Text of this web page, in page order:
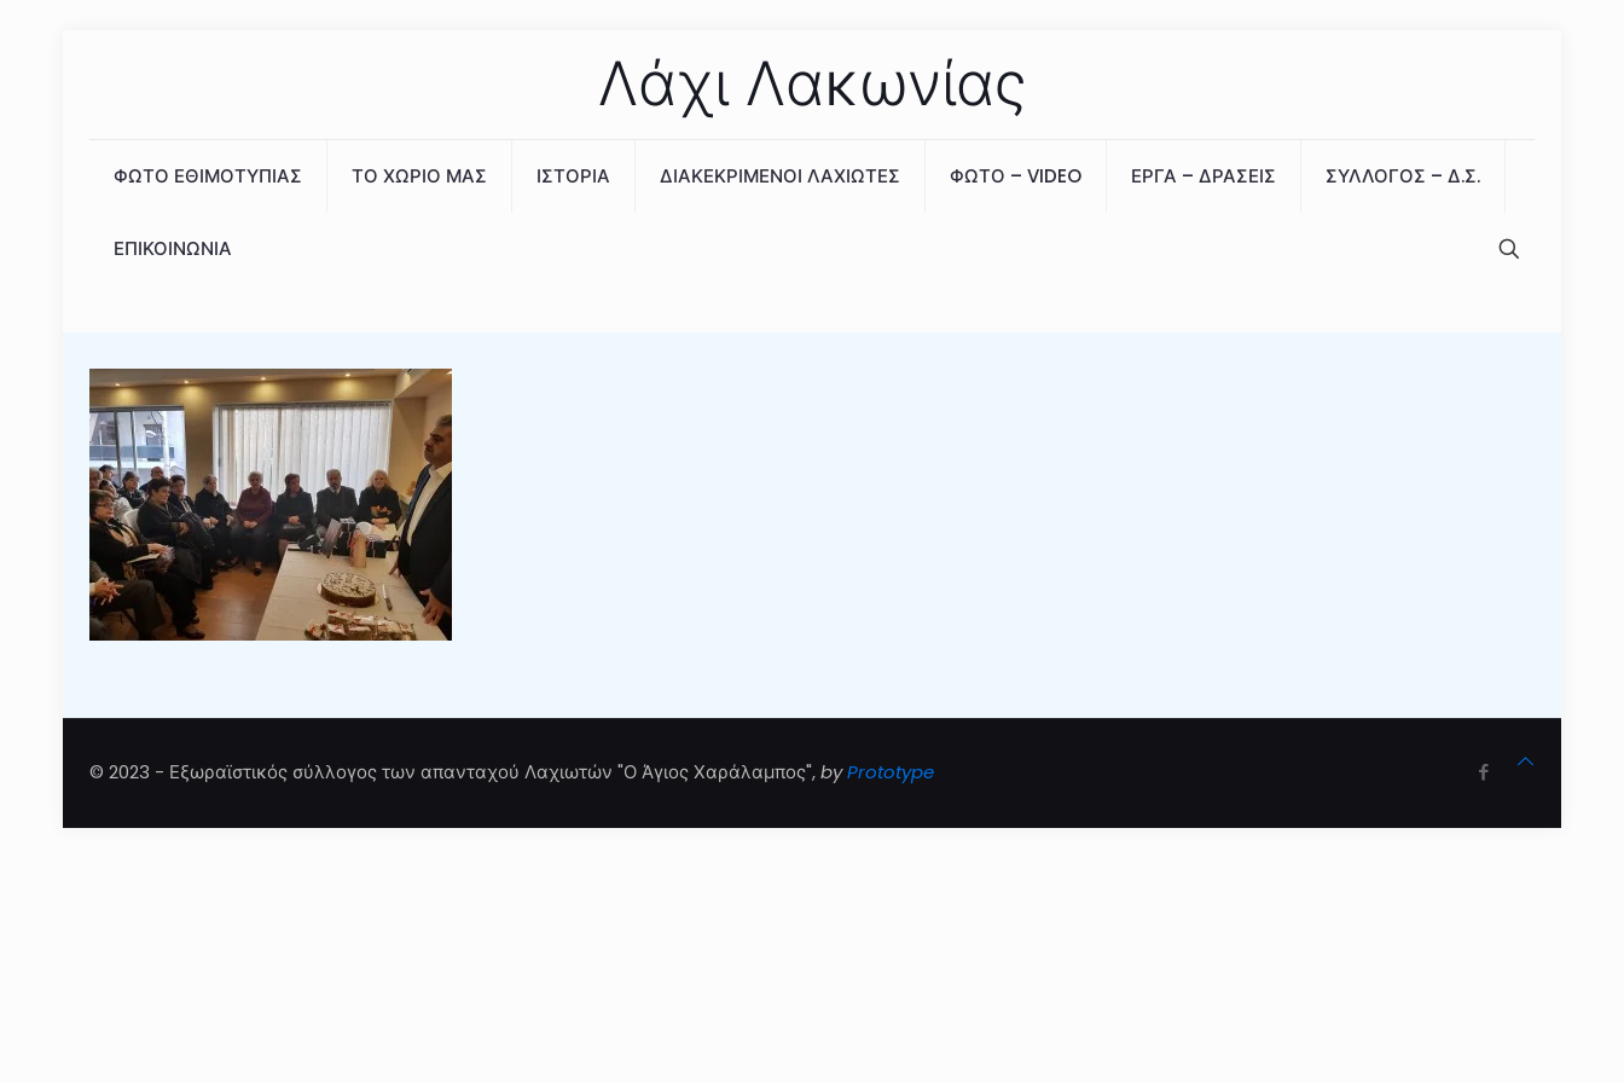
Λάχι Λακωνίας
ΦΩΤΟ ΕΘΙΜΟΤΥΠΙΑΣ ΤΟ ΧΩΡΙΟ ΜΑΣ ΙΣΤΟΡΙΑ ΔΙΑΚΕΚΡΙΜΕΝΟΙ ΛΑΧΙΩΤΕΣ ΦΩΤΟ – VIDEO ΕΡΓΑ – ΔΡΑΣΕΙΣ ΣΥΛΛΟΓΟΣ – Δ.Σ.
ΕΠΙΚΟΙΝΩΝΙΑ
© 2023 - Εξωραϊστικός σύλλογος των απανταχού Λαχιωτών "Ο Άγιος Χαράλαμπος",byPrototype